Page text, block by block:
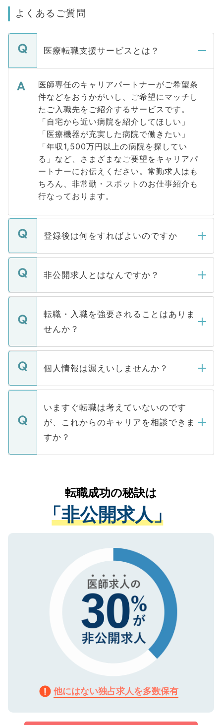
よくあるご質問
医療転職支援サービスとは？
医師専任のキャリアパートナーがご希望条
件などをおうかがいし、ご希望にマッチし
たご入職先をご紹介するサービスです。
「自宅から近い病院を紹介してほしい」
「医療機器が充実した病院で働きたい」
「年収1,500万円以上の病院を探してい
る」など、さまざまなご要望をキャリアパ
ートナーにお伝えください。常勤求人はも
ちろん、非常勤・スポットのお仕事紹介も
行なっております。
登録後は何をすればよいのですか
ご登録いただきましたら、弊社担当者がご
登録内容を確認し、その後メールもしくは
ます。通常、5営業日以内にはご連絡をせて
いただきますので、しばらくお待ちくださ
非公開求人とはなんですか？
マイナビDOCTORで取り扱っている求人の
うち約3割は、Webサイトからご覧いただ
けない「非公開求人」です。非公開求人は
下記の理由によって、一般には公開してい
ません。
■応募殺到を避けるため 人気のある医療機
関を公にしてしまうと、応募が殺到する場
に、医療機関が求める条件に合った人材の
みを人材紹介会社に依頼するケースが増え
ています。
転職・入職を強要されることはありま
せんか？
転職・入職を強要することは一切ありませ
ん。また、仮に応募先から内定をいただい
定を承諾する必要はありません。内定先へ
の辞退の連絡はキャリアパートナーが行い
個人情報は漏えいしませんか？
個人情報が漏えいすることはありませんの
で、ご安心ください。当サイトからの登録
などで収集したご登録者様の個人情報は、
ご本人のキャリアアップおよび転職活動の
支援を目的に使用いたします。お預かりし
ているすべての個人データはご本人の許可
は、個人情報の取り扱いについての厳密な
管理基準を満たした事業者のみに付与され
る、プライバシーマークを取得済みです。
で、機密保持に関してもご安心ください。
いますぐ転職は考えていないのです
が、これからのキャリアを相談できま
すか？
かがいして、現在の医療機関の状況や紹介
経験をまじえながら、適切なアドバイスを
させていただきます。すぐにご転職をされ
ない方には、長期的なサポートが可能です
ので、まずはご登録ください。
転職成功の秘訣は
「非公開求人」
他にはない独占求人を多数保有